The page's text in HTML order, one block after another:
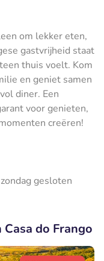
om lekker eten,
gastvrijheid staat
thuis voelt. Kom
en geniet samen
diner. Een
voor genieten,
creëren!
gesloten
do Frango